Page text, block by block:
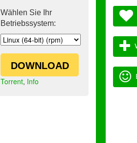
Wählen Sie Ihr
Betriebssystem:
DOWNLOAD
Torrent, Info